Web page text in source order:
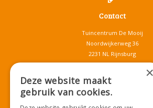
Contact
Tuincentrum De Mooij
Noordwijkerweg 36
2231 NL Rijnsburg
T.071-4080959
info@tuincentrumdemooij.nl
×
Deze website maakt
gebruik van cookies.